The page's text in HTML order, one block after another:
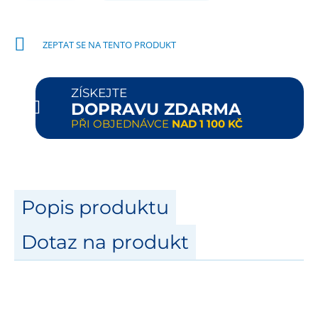
ZEPTAT SE NA TENTO PRODUKT
ZÍSKEJTE
DOPRAVU ZDARMA
PŘI OBJEDNÁVCE NAD 1 100 KČ
Popis produktu
Dotaz na produkt